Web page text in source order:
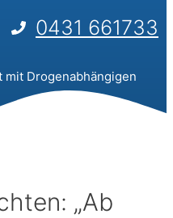
0431 661733
Drogenabhängigen
„Ab